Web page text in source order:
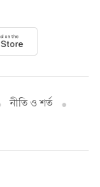
নীতি ও শর্ত